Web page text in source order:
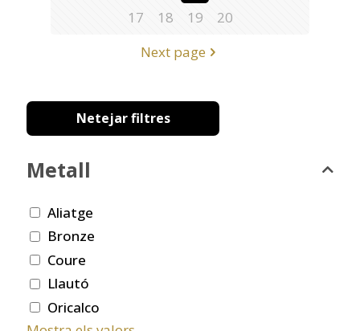
17
18 19
20
Next page
Netejar filtres
Metall
Aliatge
Bronze
Coure
Llautó
Oricalco